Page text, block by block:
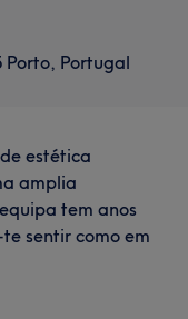
Porto, Portugal
estética
amplia
tem anos
sentir como em